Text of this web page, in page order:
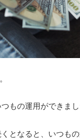
もの運用ができまし
となると、いつも